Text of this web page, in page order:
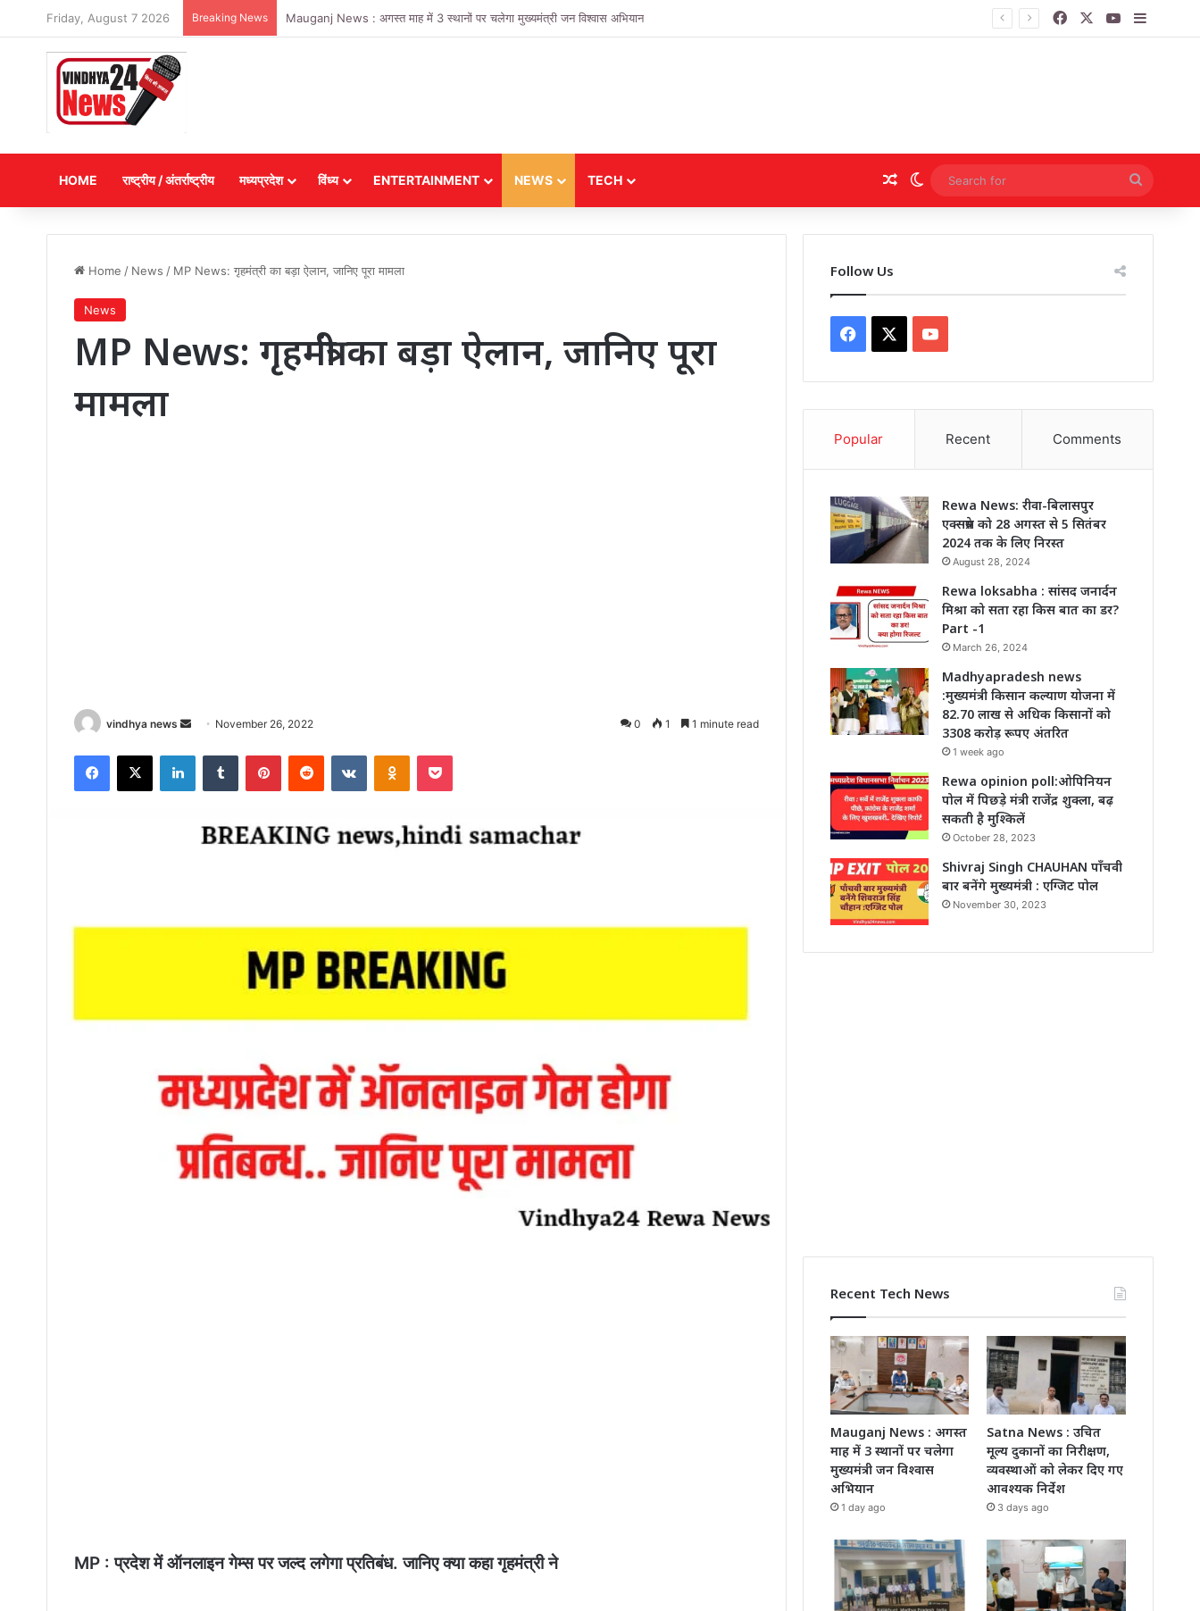
Friday, August 7 2026 Breaking News Mauganj News : अगस्त माह में 3 स्थानों पर चलेगा मुख्यमंत्री जन विश्वास अभियान FacebookYouTubeSidebar
HOME राष्ट्रीय / अंतर्राष्ट्रीय मध्यप्रदेश विंध्य ENTERTAINMENT NEWS TECH Random Article
Switch skin
for
Home / News / MP News: गृहमंत्री का बड़ा ऐलान, जानिए पूरा मामला
News
MP News: गृहमंत्री का बड़ा ऐलान, जानिए पूरा
मामला
vindhya news
Send November 26, 2022 0 1 1 minute read
Facebook
X LinkedInTumblr PinterestReddit VKontakteOdnoklassniki
Pocket
MP : प्रदेश में ऑनलाइन गेम्स पर जल्द लगेगा प्रतिबंध. जानिए क्या कहा गृहमंत्री ने
Follow Us
Facebook YouTube
Popular Recent Comments
Rewa News: रीवा-बिलासपुर
एक्सप्रेस को 28 अगस्त से 5 सितंबर
2024 तक के लिए निरस्त
August 28, 2024
Rewa loksabha : सांसद जनार्दन
मिश्रा को सता रहा किस बात का डर?
Part -1
March 26, 2024
Madhyapradesh news
:मुख्यमंत्री किसान कल्याण योजना में
82.70 लाख से अधिक किसानों को
3308 करोड़ रूपए अंतरित
1 week ago
Rewa opinion poll:ओपिनियन
पोल में पिछड़े मंत्री राजेंद्र शुक्ला, बढ़
सकती है मुश्किलें
October 28, 2023
Shivraj Singh CHAUHAN पाँचवी
बार बनेंगे मुख्यमंत्री : एग्जिट पोल
November 30, 2023
Recent Tech News
Mauganj News : अगस्त
माह में 3 स्थानों पर चलेगा
मुख्यमंत्री जन विश्वास
अभियान
1 day ago
Satna News : उचित
मूल्य दुकानों का निरीक्षण,
व्यवस्थाओं को लेकर दिए गए
आवश्यक निर्देश
3 days ago